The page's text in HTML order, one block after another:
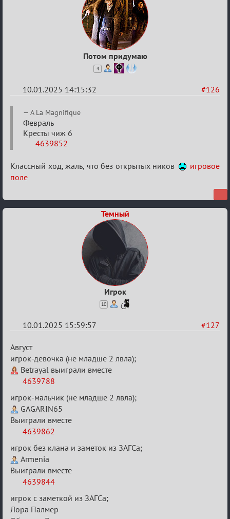
Потом придумаю
4
#126
10.01.2025 14:15:32
Re:
Двенадцать
месяцев
2025
A La Magnifique
Февраль
Кресты чиж 6
4639852
Классный ход, жаль, что без открытых ников
игровое
поле
Темный
Игрок
10
#127
10.01.2025 15:59:57
Re:
Двенадцать
месяцев
2025
Август
игрок-девочка (не младше 2 лвла);
Betrayal выиграли вместе
4639788
игрок-мальчик (не младше 2 лвла);
GAGARIN65
Выиграли вместе
4639862
игрок без клана и заметок из ЗАГСа;
Armenia
Выиграли вместе
4639844
игрок с заметкой из ЗАГСа;
Лора Палмер